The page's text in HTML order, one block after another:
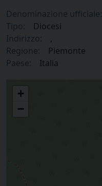
Denominazione ufficiale:
Tipo:
Diocesi
Indirizzo:
,
Regione:
Piemonte
Paese:
Italia
+
−